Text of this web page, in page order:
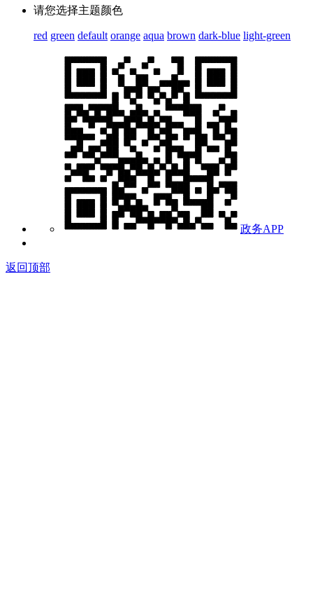
请您选择主题颜色
red green default orange aqua brown dark-blue light-green
政务APP
返回顶部